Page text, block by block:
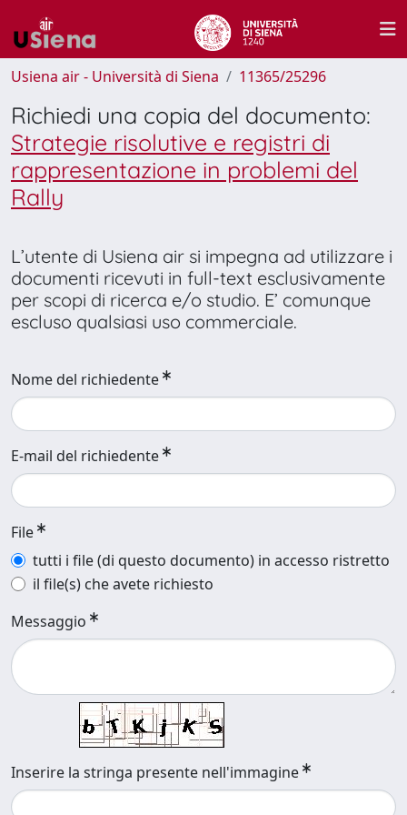
Usiena air - Università di Siena 11365/25296
Richiedi una copia del documento:
Strategie risolutive e registri di
rappresentazione in problemi del
Rally
L’utente di Usiena air si impegna ad utilizzare i
documenti ricevuti in full-text esclusivamente
per scopi di ricerca e/o studio. E’ comunque
escluso qualsiasi uso commerciale.
Nome del richiedente
E-mail del richiedente
File
tutti i file (di questo documento) in accesso ristretto
il file(s) che avete richiesto
Messaggio
Inserire la stringa presente nell'immagine